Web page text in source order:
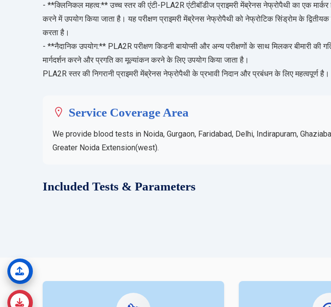
- **क्लिनिकल महत्व:** उच्च स्तर की एंटी-PLA2R एंटीबॉडीज प्राइमरी मेंब्रेनस नेफ्रोपैथी का एक मार्कर
करने में उपयोग किया जाता है। यह परीक्षण प्राइमरी मेंब्रेनस नेफ्रोपैथी को नेफ्रोटिक सिंड्रोम के
करता है।
- **नैदानिक उपयोग:** PLA2R परीक्षण किडनी बायोप्सी और अन्य परीक्षणों के साथ मिलकर बीमारी की
मार्गदर्शन करने और प्रगति का मूल्यांकन करने के लिए उपयोग किया जाता है।
PLA2R स्तर की निगरानी प्राइमरी मेंब्रेनस नेफ्रोपैथी के प्रभावी निदान और प्रबंधन के लिए महत्वपूर्ण है।
Service Coverage Area
We provide blood tests in Noida, Gurgaon, Faridabad, Delhi, Indirapuram,
Greater Noida Extension(west).
Included Tests & Parameters